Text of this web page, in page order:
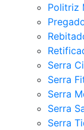
Politriz
Serra
Serra
Serra
Serra
Serra